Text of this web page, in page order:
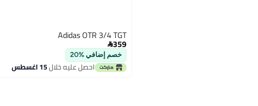
Adidas OTR 3/4 TGT
359
خصم إضافي %20
احصل عليه خلال15 اغسطس